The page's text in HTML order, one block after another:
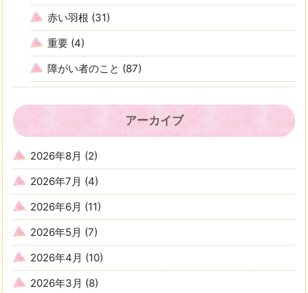
赤い羽根 (31)
重要 (4)
障がい者のこと (87)
アーカイブ
2026年8月 (2)
2026年7月 (4)
2026年6月 (11)
2026年5月 (7)
2026年4月 (10)
2026年3月 (8)